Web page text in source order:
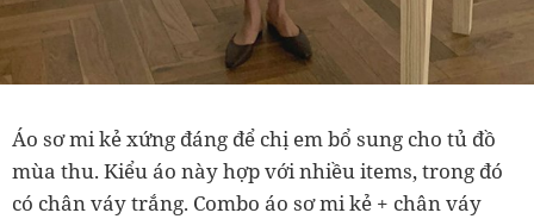
Áo sơ mi kẻ xứng đáng để chị em bổ sung cho tủ đồ
mùa thu. Kiểu áo này hợp với nhiều items, trong đó
có chân váy trắng. Combo áo sơ mi kẻ + chân váy